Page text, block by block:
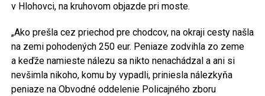
v Hlohovci, na kruhovom objazde pri moste.
„Ako prešla cez priechod pre chodcov, na okraji cesty našla
na zemi pohodených 250 eur. Peniaze zodvihla zo zeme
a keďže namieste nálezu sa nikto nenachádzal a ani si
nevšimla nikoho, komu by vypadli, priniesla nálezkyňa
peniaze na Obvodné oddelenie Policajného zboru